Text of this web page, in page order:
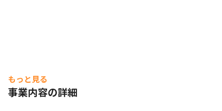
もっと見る
事業内容の詳細